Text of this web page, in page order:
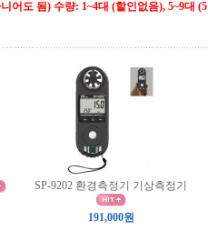
도 됨) 수량: 1~4대 (할인없음), 5~9대
SP-9202 환경측정기 기상측정기
191,000원